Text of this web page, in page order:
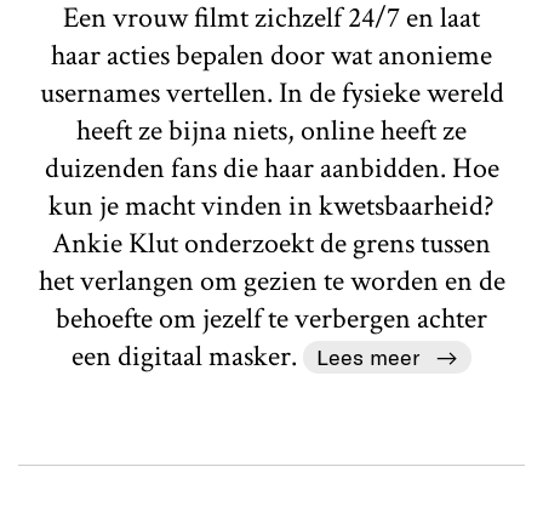
Een vrouw filmt zichzelf 24/7 en laat
haar acties bepalen door wat anonieme
usernames vertellen. In de fysieke wereld
heeft ze bijna niets, online heeft ze
duizenden fans die haar aanbidden. Hoe
kun je macht vinden in kwetsbaarheid?
Ankie Klut onderzoekt de grens tussen
het verlangen om gezien te worden en de
behoefte om jezelf te verbergen achter
een digitaal masker.
Lees meer